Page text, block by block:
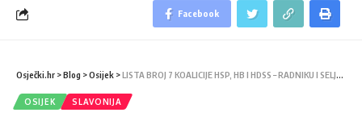
Facebook
Osječki.hr >Blog >Osijek >LISTA BROJ 7 KOALICIJE HSP, HB I HDSS – RADNIKU I SELJAKU MORA BITI BOLJE
OSIJEK SLAVONIJA